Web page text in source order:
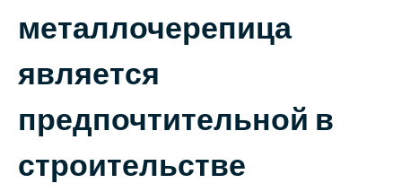
металлочерепица
является
предпочтительной в
строительстве